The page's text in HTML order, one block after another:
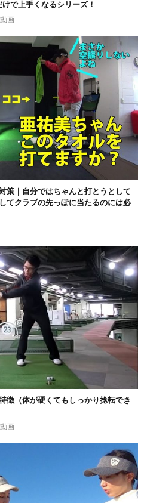
で上手くなるシリーズ！
画
策｜自分ではちゃんと打とうとして
てクラブの先っぽに当たるのには必
徴（体が硬くてもしっかり捻転でき
画